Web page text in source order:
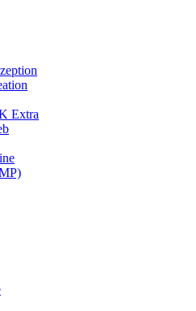
Extra